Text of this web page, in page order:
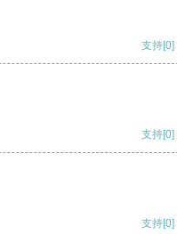
支持[0]
支持[0]
支持[0]